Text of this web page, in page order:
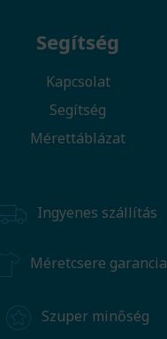
Segítség
Kapcsolat
Segítség
Mérettáblázat
Ingyenes szállítás
Méretcsere garancia
Szuper minőség